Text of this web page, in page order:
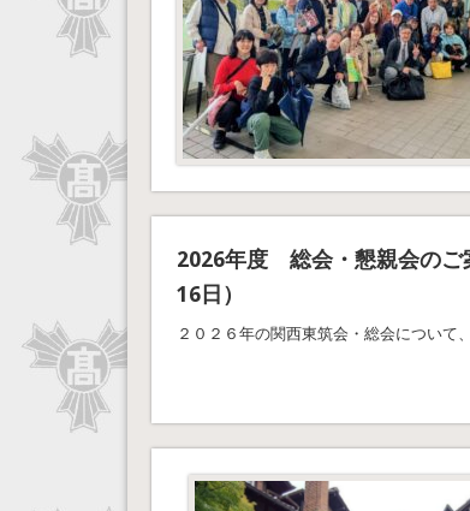
2026年度 総会・懇親会のご
16日）
２０２６年の関西東筑会・総会について